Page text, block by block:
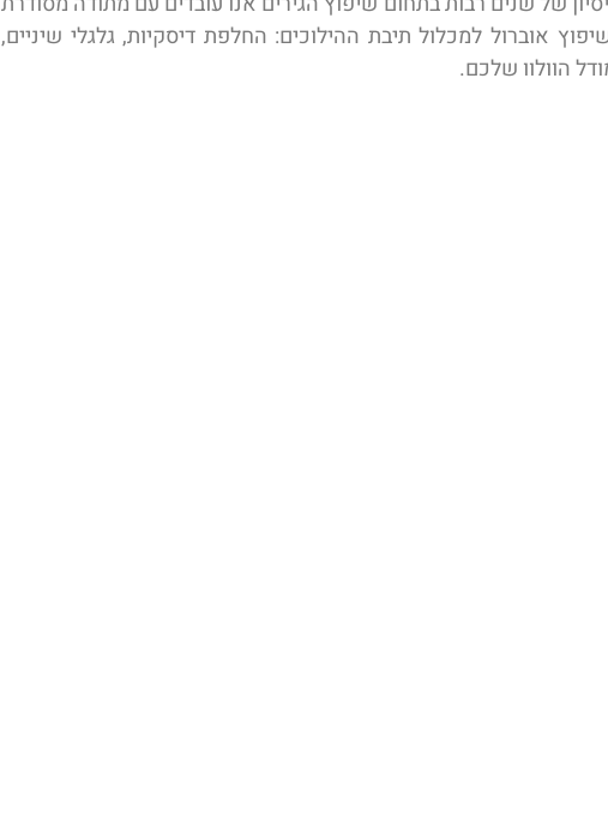
אוברול למכלול תיבת ההילוכים: החלפת דיסקיות, גלגלי שיניים,
הוולוו שלכם.